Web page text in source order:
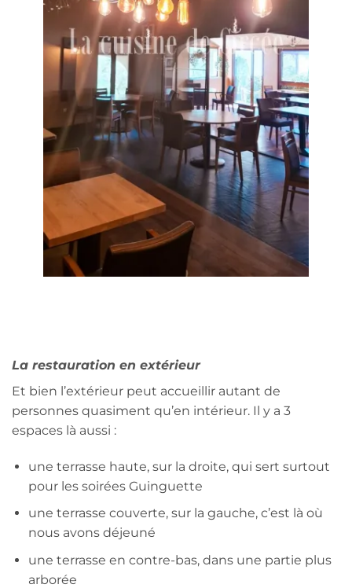
La restauration en extérieur
Et bien l’extérieur peut accueillir autant de
personnes quasiment qu’en intérieur. Il y a 3
espaces là aussi :
une terrasse haute, sur la droite, qui sert surtout
pour les soirées Guinguette
une terrasse couverte, sur la gauche, c’est là où
nous avons déjeuné
une terrasse en contre-bas, dans une partie plus
arborée